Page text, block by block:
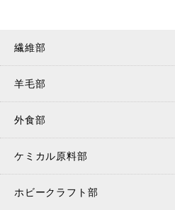
繊維部
羊毛部
外食部
ケミカル原料部
ホビークラフト部